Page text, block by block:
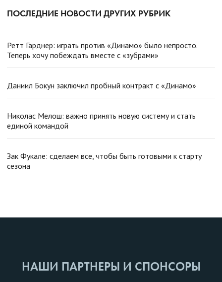
ПОСЛЕДНИЕ НОВОСТИ ДРУГИХ РУБРИК
Ретт Гарднер: играть против «Динамо» было непросто.
Теперь хочу побеждать вместе с «зубрами»
Даниил Бокун заключил пробный контракт с «Динамо»
Николас Мелош: важно принять новую систему и стать
единой командой
Зак Фукале: сделаем все, чтобы быть готовыми к старту
сезона
НАШИ ПАРТНЕРЫ И СПОНСОРЫ